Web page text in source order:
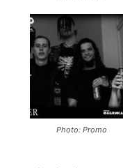
Photo: Promo